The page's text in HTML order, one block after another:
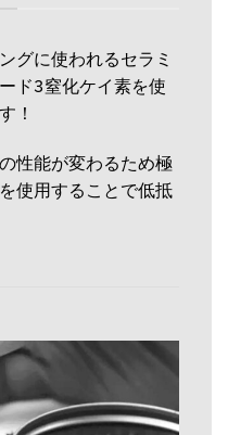
グに使われるセラミ
ド3窒化ケイ素を使
！
性能が変わるため極
使用することで低抵